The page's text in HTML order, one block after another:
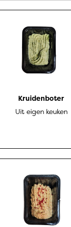
Kruidenboter
Uit eigen keuken